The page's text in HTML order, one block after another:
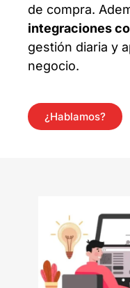
de compra.
integraciones
gestión diaria y
negocio.
¿Hablamos?